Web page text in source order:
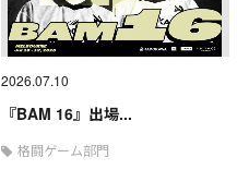
2026.07.10
『BAM 16』出場...
格闘ゲーム部門